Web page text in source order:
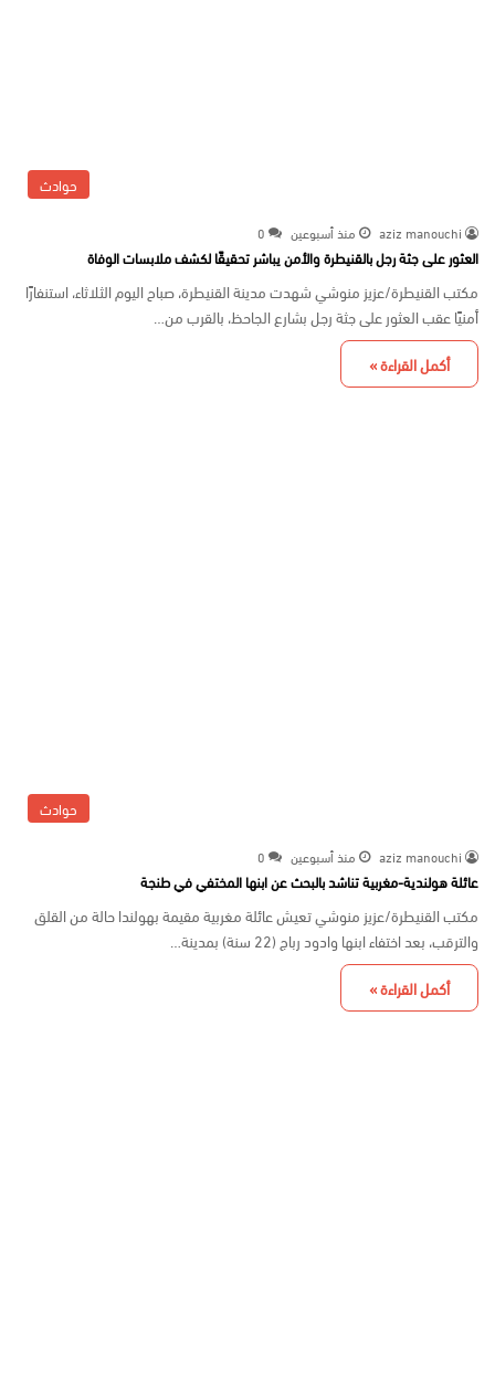
حوادث
aziz manouchi منذ أسبوعين 0
العثور على جثة رجل بالقنيطرة والأمن يباشر تحقيقًا لكشف ملابسات الوفاة
مكتب القنيطرة/عزيز منوشي شهدت مدينة القنيطرة، صباح اليوم الثلاثاء، استنفارًا
أمنيًا عقب العثور على جثة رجل بشارع الجاحظ، بالقرب من…
أكمل القراءة »
حوادث
aziz manouchi منذ أسبوعين 0
عائلة هولندية-مغربية تناشد بالبحث عن ابنها المختفي في طنجة
مكتب القنيطرة/عزيز منوشي تعيش عائلة مغربية مقيمة بهولندا حالة من القلق
والترقب، بعد اختفاء ابنها وادود رباج (22 سنة) بمدينة…
أكمل القراءة »